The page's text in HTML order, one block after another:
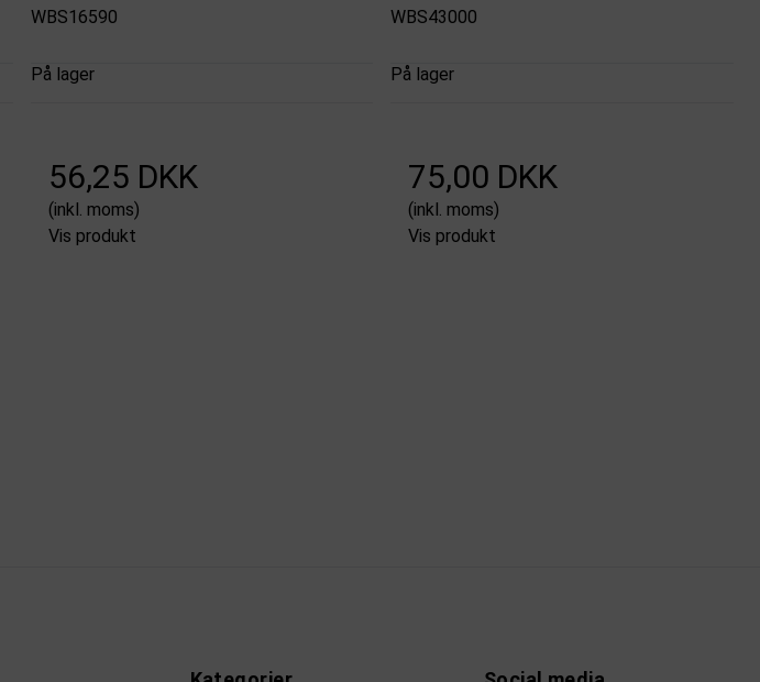
WBS16590
På lager
56,25 DKK
(inkl. moms)
Vis produkt
WBS43000
På lager
75,00 DKK
(inkl. moms)
Vis produkt